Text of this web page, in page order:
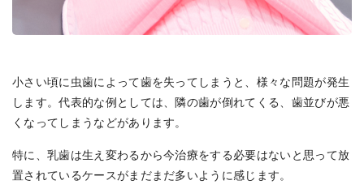
小さい頃に虫歯によって歯を失ってしまうと、様々な問題が発生
します。代表的な例としては、隣の歯が倒れてくる、歯並びが悪
くなってしまうなどがあります。
特に、乳歯は生え変わるから今治療をする必要はないと思って放
置されているケースがまだまだ多いように感じます。